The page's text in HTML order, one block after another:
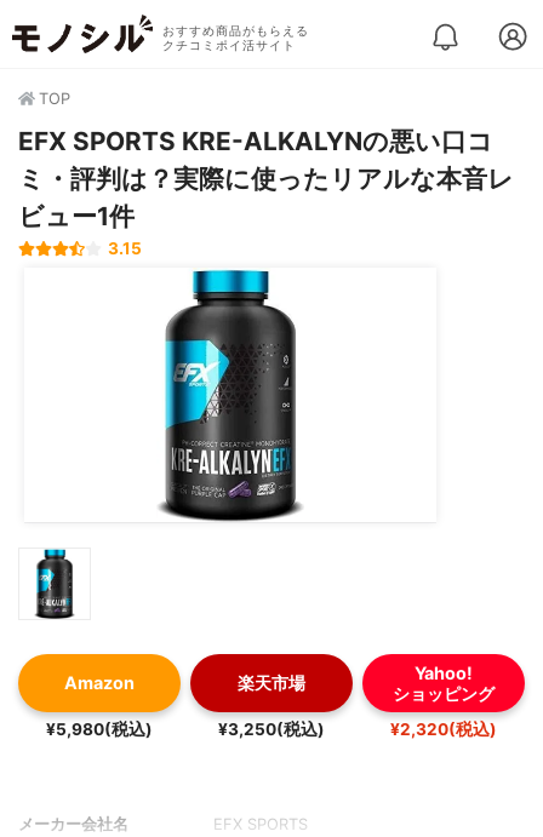
おすすめ商品がもらえる
クチコミポイ活サイト
TOP
EFX SPORTS KRE-ALKALYNの悪い口コ
ミ・評判は？実際に使ったリアルな本音レ
ビュー1件
3.15
Amazon
¥5,980(税込)
楽天市場
¥3,250(税込)
Yahoo!
ショッピング
¥2,320(税込)
メーカー会社名 EFX SPORTS